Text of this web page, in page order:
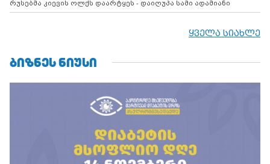
რუსებმა კიევის ოლქს დაარტყეს - დაიღუპა სამი ადამიანი
ყველა სიახლე
ᲑᲘᲖᲜᲔᲡ ᲜᲘᲣᲡᲘ